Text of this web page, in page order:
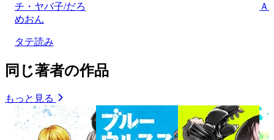
チ・ヤバ子/だろ
めおん
タテ読み
Ａ
同じ著者の作品
もっと見る